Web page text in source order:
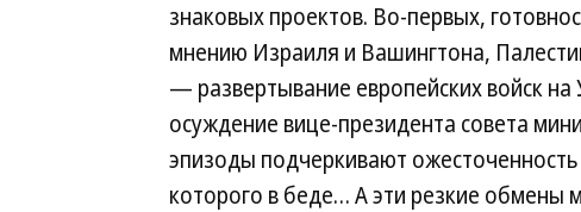
знаковых проектов. Во-первых,
мнению Израиля и Вашингтона,
— развертывание европейских войск
осуждение вице-президента совета
эпизоды подчеркивают
которого в беде… А эти резкие обмены